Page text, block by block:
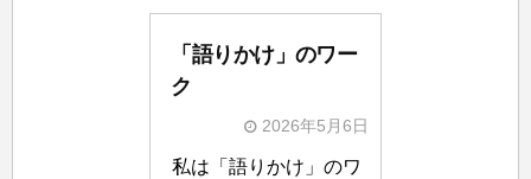
「語りかけ」のワー
ク
2026年5月6日
私は「語りかけ」のワ